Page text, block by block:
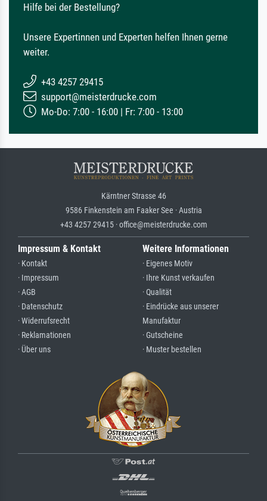
Hilfe bei der Bestellung?
Unsere Expertinnen und Experten helfen Ihnen gerne
weiter.
+43 4257 29415
support@meisterdrucke.com
Mo-Do: 7:00 - 16:00 | Fr: 7:00 - 13:00
Kärntner Strasse 46
9586 Finkenstein am Faaker See · Austria
+43 4257 29415 · office@meisterdrucke.com
Impressum & Kontakt
· Kontakt
· Impressum
· AGB
· Datenschutz
· Widerrufsrecht
· Reklamationen
· Über uns
Weitere Informationen
· Eigenes Motiv
· Ihre Kunst verkaufen
· Qualität
· Eindrücke aus unserer
Manufaktur
· Gutscheine
· Muster bestellen